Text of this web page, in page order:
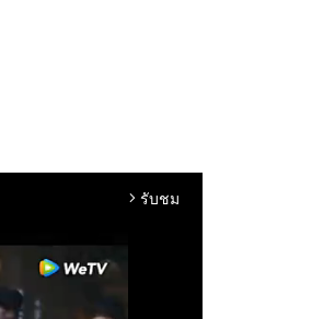
arrow_forward_ios รับชม